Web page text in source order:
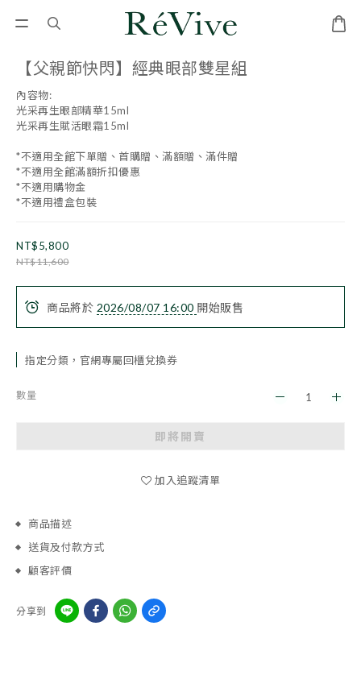
【父親節快閃】經典眼部雙星組
內容物:
光采再生眼部精華15ml
光采再生賦活眼霜15ml
*不適用全館下單贈、首購贈、滿額贈、滿件贈
﻿﻿*不適用全館滿額折扣優惠
*不適用購物金
*不適用禮盒包裝
NT$5,800
NT$11,600
商品將於 2026/08/07 16:00 開始販售
指定分類，官網專屬回櫃兌換券
數量
即將開賣
加入追蹤清單
商品描述
送貨及付款方式
顧客評價
分享到